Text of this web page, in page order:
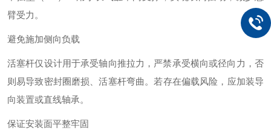
臂受力。
避免施加侧向负载‌
活塞杆仅设计用于承受轴向推拉力，‌严禁承受横向或径向力‌，否
则易导致密封圈磨损、活塞杆弯曲。若存在偏载风险，应加装导
向装置或直线轴承。
保证安装面平整牢固‌